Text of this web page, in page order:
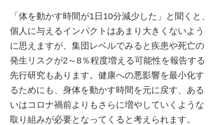
「体を動かす時間が1日10分減少した」と聞くと、
個人に与えるインパクトはあまり大きくないよう
に思えますが、集団レベルでみると疾患や死亡の
発生リスクが2～8％程度増える可能性を報告する
先行研究もあります。健康への悪影響を最小化す
るためにも、身体を動かす時間を元に戻す、ある
いはコロナ禍前よりもさらに増やしていくような
取り組みが必要となってくると考えられます。